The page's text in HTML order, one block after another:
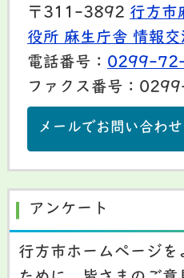
〒311-3892 行方
役所 麻生庁舎 情報交
電話番号： 0299-
ファクス番号：
メールでお問い合わせ
アンケート
行方市ホームページを